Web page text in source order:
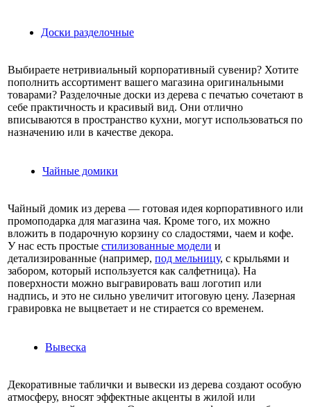
Доски разделочные
Выбираете нетривиальный корпоративный сувенир? Хотите
пополнить ассортимент вашего магазина оригинальными
товарами? Разделочные доски из дерева с печатью сочетают в
себе практичность и красивый вид. Они отлично
вписываются в пространство кухни, могут использоваться по
назначению или в качестве декора.
Чайные домики
Чайный домик из дерева — готовая идея корпоративного или
промоподарка для магазина чая. Кроме того, их можно
вложить в подарочную корзину со сладостями, чаем и кофе.
У нас есть простые стилизованные модели и
детализированные (например, под мельницу, с крыльями и
забором, который используется как салфетница). На
поверхности можно выгравировать ваш логотип или
надпись, и это не сильно увеличит итоговую цену. Лазерная
гравировка не выцветает и не стирается со временем.
Вывеска
Декоративные таблички и вывески из дерева создают особую
атмосферу, вносят эффектные акценты в жилой или